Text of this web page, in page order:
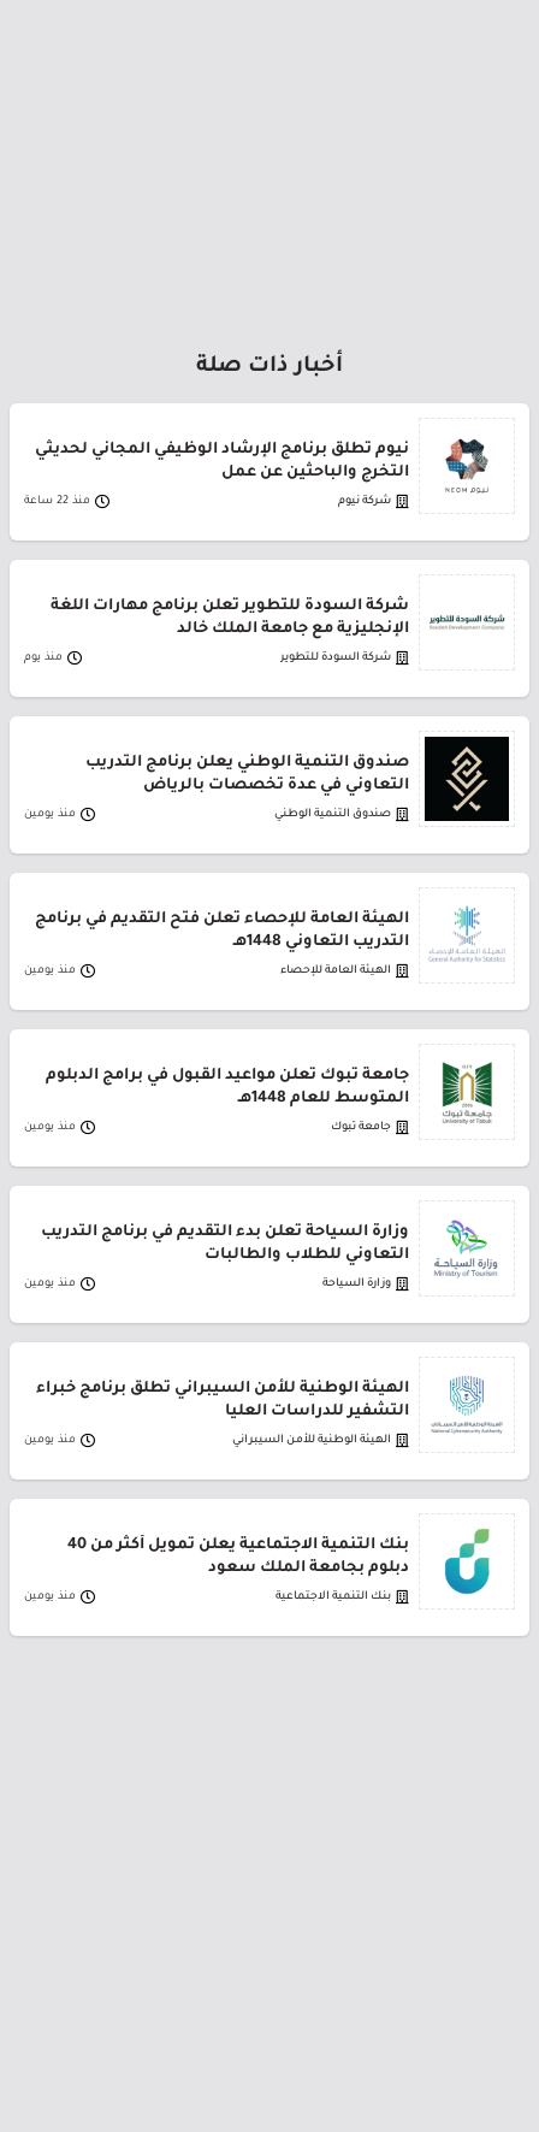
أخبار ذات صلة
نيوم تطلق برنامج الإرشاد الوظيفي المجاني لحديثي
التخرج والباحثين عن عمل
شركة نيوم منذ 22 ساعة
شركة السودة للتطوير تعلن برنامج مهارات اللغة
الإنجليزية مع جامعة الملك خالد
شركة السودة للتطوير منذ يوم
صندوق التنمية الوطني يعلن برنامج التدريب
التعاوني في عدة تخصصات بالرياض
صندوق التنمية الوطني منذ يومين
الهيئة العامة للإحصاء تعلن فتح التقديم في برنامج
التدريب التعاوني 1448هـ
الهيئة العامة للإحصاء منذ يومين
جامعة تبوك تعلن مواعيد القبول في برامج الدبلوم
المتوسط للعام 1448هـ
جامعة تبوك منذ يومين
وزارة السياحة تعلن بدء التقديم في برنامج التدريب
التعاوني للطلاب والطالبات
وزارة السياحة منذ يومين
الهيئة الوطنية للأمن السيبراني تطلق برنامج خبراء
التشفير للدراسات العليا
الهيئة الوطنية للأمن السيبراني منذ يومين
بنك التنمية الاجتماعية يعلن تمويل أكثر من 40
دبلوم بجامعة الملك سعود
بنك التنمية الاجتماعية منذ يومين